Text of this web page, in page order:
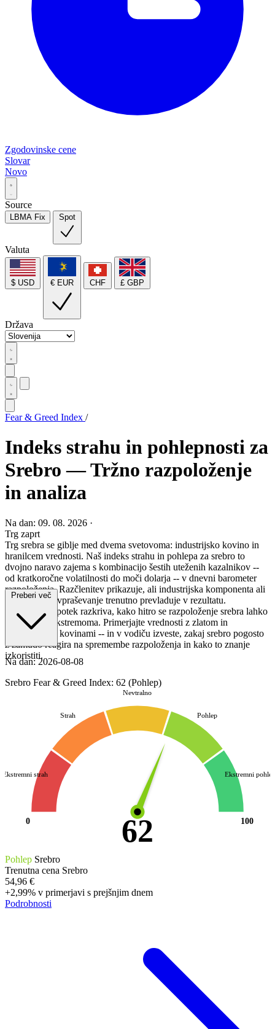
Zgodovinske cene
Slovar
Novo
Source
LBMA Fix Spot
Valuta
$ USD € EUR CHF £ GBP
Država
Fear & Greed Index /
Indeks strahu in pohlepnosti za
Srebro — Tržno razpoloženje
in analiza
Na dan: 09. 08. 2026 ·
Trg zaprt
Trg srebra se giblje med dvema svetovoma: industrijsko kovino in
hranilcem vrednosti. Naš indeks strahu in pohlepa za srebro to
dvojno naravo zajema s kombinacijo šestih uteženih kazalnikov --
od kratkoročne volatilnosti do moči dolarja -- v dnevni barometer
razpoloženja. Razčlenitev prikazuje, ali industrijska komponenta ali
naložbeno povpraševanje trenutno prevladuje v rezultatu.
Zgodovinski potek razkriva, kako hitro se razpoloženje srebra lahko
zaniha med ekstremoma. Primerjajte vrednosti z zlatom in
industrijskimi kovinami -- in v vodiču izveste, zakaj srebro pogosto
z zamudo reagira na spremembe razpoloženja in kako to znanje
izkoristiti.
Na dan: 2026-08-08
Srebro Fear & Greed Index: 62 (Pohlep)
Ekstremni strah
Strah
Nevtralno
Pohlep
Ekstremni pohlep
62
0 100
Pohlep Srebro
Trenutna cena Srebro
54,96 €
+2,99% v primerjavi s prejšnjim dnem
Podrobnosti